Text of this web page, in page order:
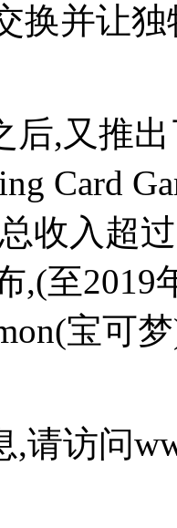
换并让
后,又推
Card
收入超
,(至
宝可
请访问